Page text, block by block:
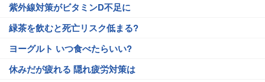
紫外線対策がビタミンD不足に
緑茶を飲むと死亡リスク低まる?
ヨーグルト いつ食べたらいい?
休みだが疲れる 隠れ疲労対策は